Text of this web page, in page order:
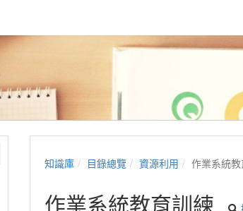
知識庫 目錄總覽 資源利用 作業系統
作業系統教育訓練